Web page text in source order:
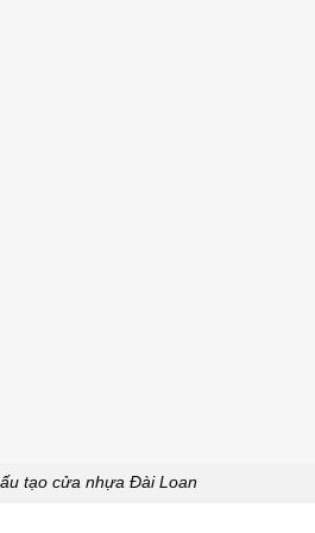
tạo cửa nhựa Đài Loan